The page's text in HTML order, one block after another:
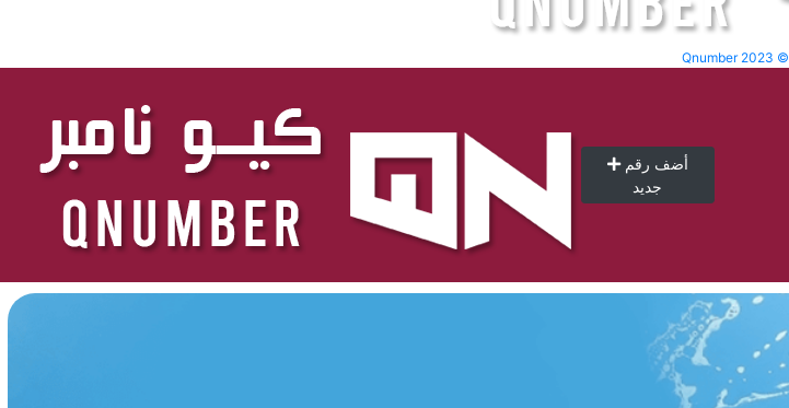
Qnumber 2023 ©
أضف رقم
جديد